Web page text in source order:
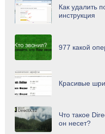
Как удалить
инструкция
977 какой
Красивые
Что такое
он несет?